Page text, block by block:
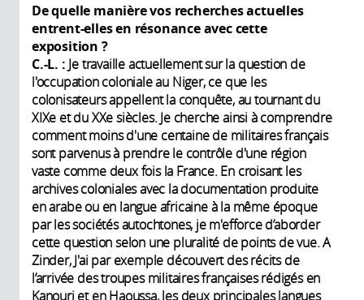
De quelle manière vos recherches actuelles
entrent-elles en résonance avec cette
exposition ?
C.-L. : Je travaille actuellement sur la question de
l'occupation coloniale au Niger, ce que les
colonisateurs appellent la conquête, au tournant du
XIXe et du XXe siècles. Je cherche ainsi à comprendre
comment moins d'une centaine de militaires français
sont parvenus à prendre le contrôle d'une région
vaste comme deux fois la France. En croisant les
archives coloniales avec la documentation produite
en arabe ou en langue africaine à la même époque
par les sociétés autochtones, je m'efforce d’aborder
cette question selon une pluralité de points de vue. A
Zinder, J'ai par exemple découvert des récits de
l’arrivée des troupes militaires françaises rédigés en
Kanouri et en Haoussa, les deux principales langues